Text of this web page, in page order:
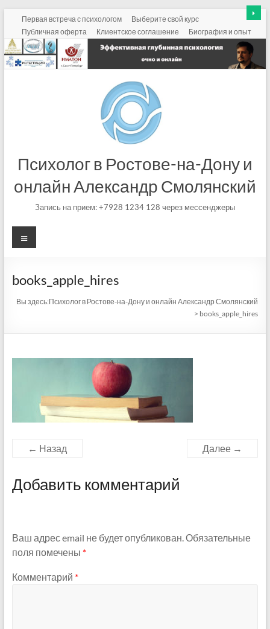
Перейти
содержимому
Первая встреча с психологом
Выберите свой курс
Публичная оферта
Клиентское соглашение Биография и опыт
Психолог в Ростове-на-Дону и
онлайн Александр Смолянский
Запись на прием: +7928 1234 128 через мессенджеры
Меню
books_apple_hires
Вы здесь:Психолог в Ростове-на-Дону и онлайн Александр Смолянский
> books_apple_hires
← Назад Далее →
Добавить комментарий
Ваш адрес email не будет опубликован. Обязательные
поля помечены *
Комментарий *